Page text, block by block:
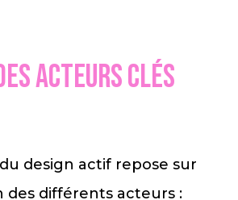
acteurs clés
design actif repose sur
des différents acteurs :